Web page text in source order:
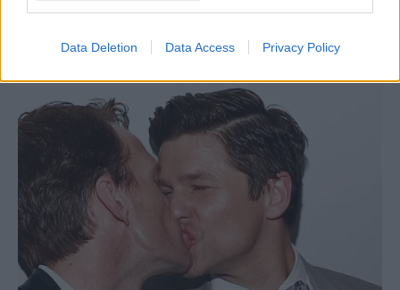
Data Deletion Data Access Privacy Policy